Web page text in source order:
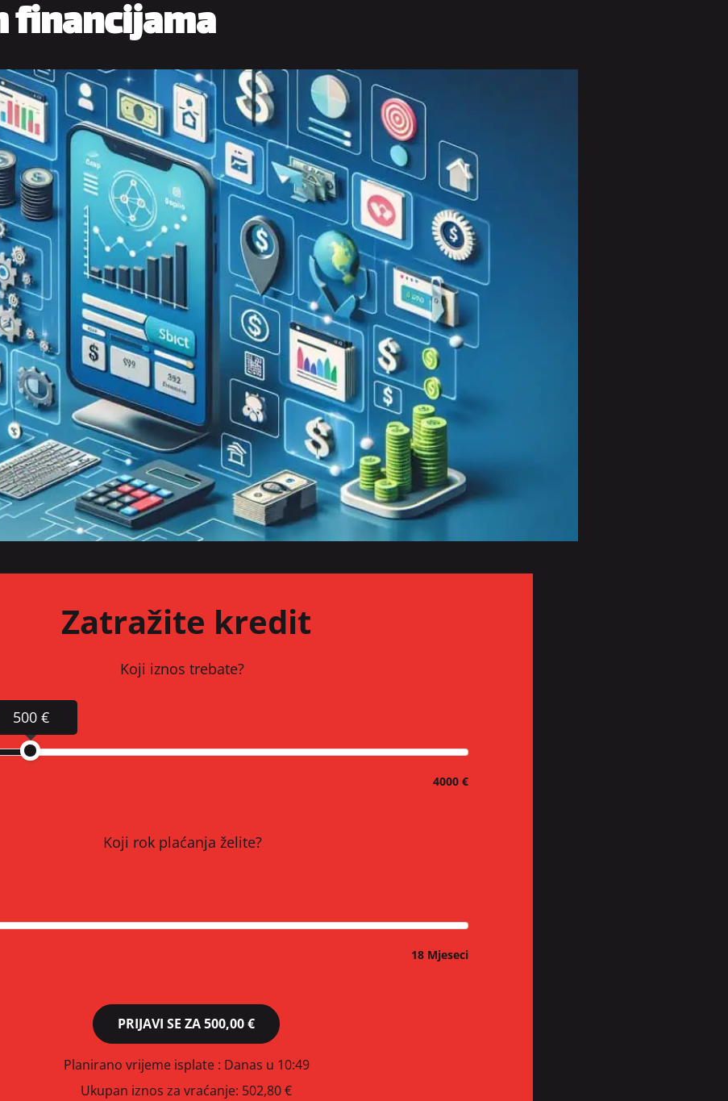
financijama
Zatražite kredit
Koji iznos trebate?
500 €
4000 €
Koji rok plaćanja želite?
18 Mjeseci
PRIJAVI SE ZA500,00 €
Planirano vrijeme isplate : Danas u 10:49
Ukupan iznos za vraćanje: 502,80 €